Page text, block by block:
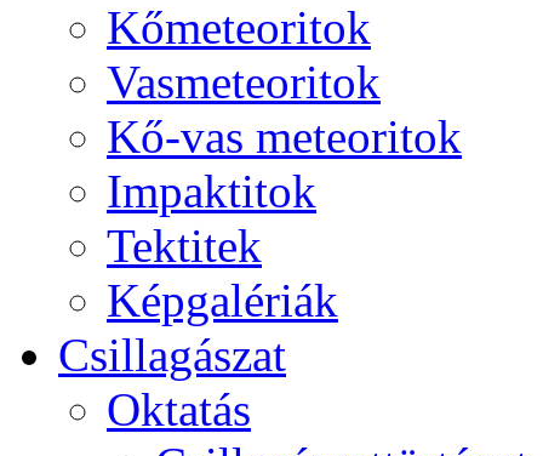
Kő­me­te­o­ri­tok
Vas­me­te­o­ri­tok
Kő-vas me­te­o­ri­tok
Imp­ak­ti­tok
Tek­ti­tek
Kép­ga­lé­ri­ák
Csil­la­gá­szat
Ok­ta­tás